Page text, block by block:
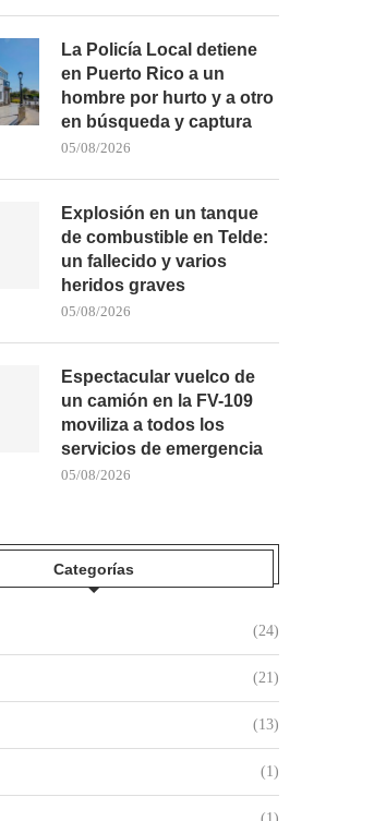
La Policía Local detiene
en Puerto Rico a un
hombre por hurto y a otro
en búsqueda y captura
05/08/2026
Explosión en un tanque
de combustible en Telde:
un fallecido y varios
heridos graves
05/08/2026
Espectacular vuelco de
un camión en la FV-109
moviliza a todos los
servicios de emergencia
05/08/2026
Categorías
(24)
(21)
(13)
(1)